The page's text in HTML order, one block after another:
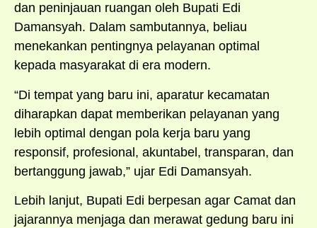
dan peninjauan ruangan oleh Bupati Edi
Damansyah. Dalam sambutannya, beliau
menekankan pentingnya pelayanan optimal
kepada masyarakat di era modern.
“Di tempat yang baru ini, aparatur kecamatan
diharapkan dapat memberikan pelayanan yang
lebih optimal dengan pola kerja baru yang
responsif, profesional, akuntabel, transparan, dan
bertanggung jawab,” ujar Edi Damansyah.
Lebih lanjut, Bupati Edi berpesan agar Camat dan
jajarannya menjaga dan merawat gedung baru ini